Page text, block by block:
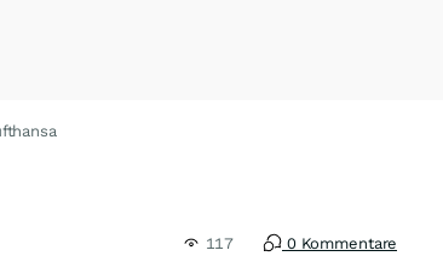
117 0 Kommentare